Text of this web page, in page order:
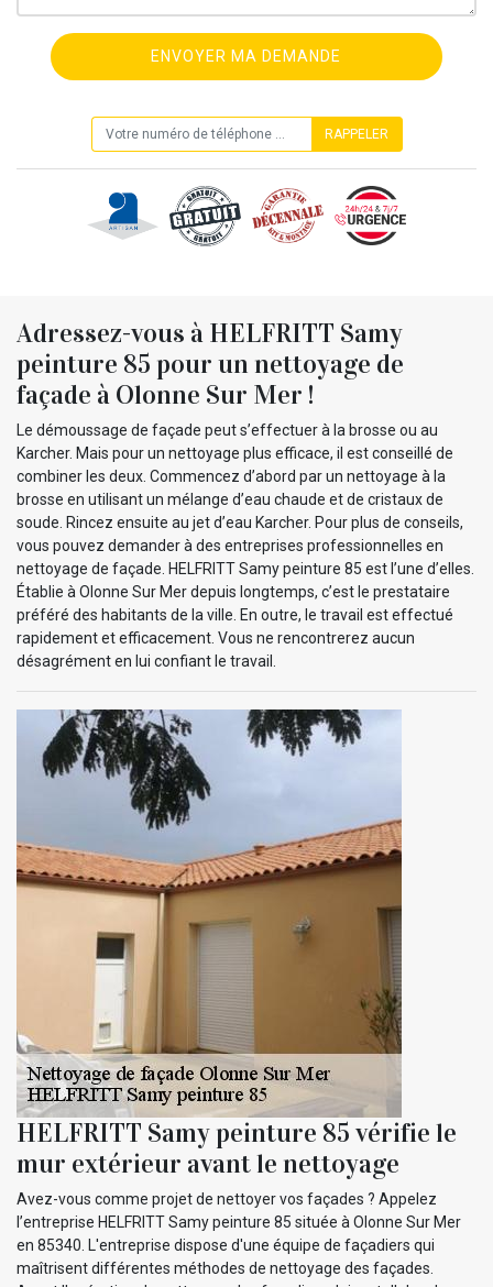
Adressez-vous à HELFRITT Samy
peinture 85 pour un nettoyage de
façade à Olonne Sur Mer !
Le démoussage de façade peut s’effectuer à la brosse ou au
Karcher. Mais pour un nettoyage plus efficace, il est conseillé de
combiner les deux. Commencez d’abord par un nettoyage à la
brosse en utilisant un mélange d’eau chaude et de cristaux de
soude. Rincez ensuite au jet d’eau Karcher. Pour plus de conseils,
vous pouvez demander à des entreprises professionnelles en
nettoyage de façade. HELFRITT Samy peinture 85 est l’une d’elles.
Établie à Olonne Sur Mer depuis longtemps, c’est le prestataire
préféré des habitants de la ville. En outre, le travail est effectué
rapidement et efficacement. Vous ne rencontrerez aucun
désagrément en lui confiant le travail.
HELFRITT Samy peinture 85 vérifie le
mur extérieur avant le nettoyage
Avez-vous comme projet de nettoyer vos façades ? Appelez
l’entreprise HELFRITT Samy peinture 85 située à Olonne Sur Mer
en 85340. L'entreprise dispose d'une équipe de façadiers qui
maîtrisent différentes méthodes de nettoyage des façades.